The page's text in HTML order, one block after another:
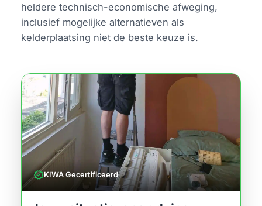
heldere technisch-economische afweging,
inclusief mogelijke alternatieven als
kelderplaatsing niet de beste keuze is.
verifiedKIWA Gecertificeerd